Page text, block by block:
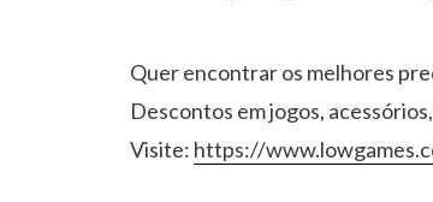
Quer encontrar os melhores
Descontos em jogos,
Visite: https://